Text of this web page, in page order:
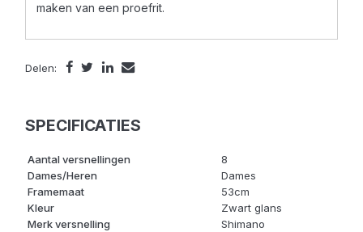
maken van een proefrit.
Delen:
SPECIFICATIES
Aantal versnellingen
8
Dames/Heren
Dames
Framemaat
53cm
Kleur
Zwart glans
Merk versnelling
Shimano